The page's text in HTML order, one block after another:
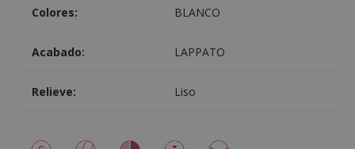
Colores: BLANCO
Acabado: LAPPATO
Relieve: Liso